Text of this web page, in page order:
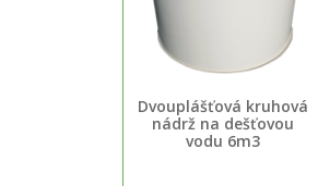
Dvouplášťová kruhová
nádrž na dešťovou
vodu 6m3